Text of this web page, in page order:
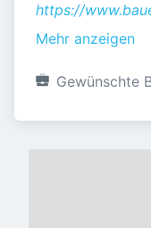
https://
Mehr anzeigen
Gewünschte